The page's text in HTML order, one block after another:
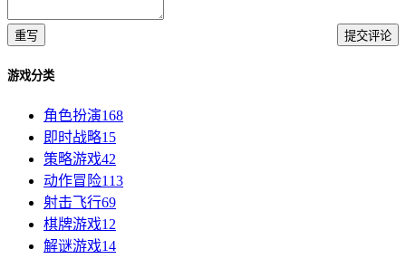
重写 提交评论
游戏分类
角色扮演168
即时战略15
策略游戏42
动作冒险113
射击飞行69
棋牌游戏12
解谜游戏14